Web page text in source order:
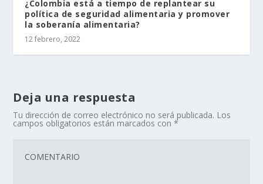
¿Colombia está a tiempo de replantear su
política de seguridad alimentaria y promover
la soberanía alimentaria?
12 febrero, 2022
Deja una respuesta
Tu dirección de correo electrónico no será publicada. Los
campos obligatorios están marcados con*